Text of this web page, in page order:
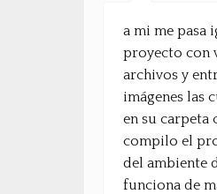
a mi me pasa
proyecto con
archivos y
imágenes las
en su carpeta
compilo el
del ambiente
funciona de